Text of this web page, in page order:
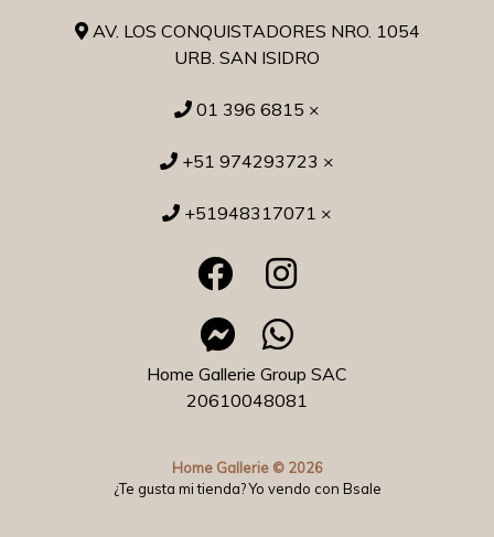
AV. LOS CONQUISTADORES NRO. 1054
URB. SAN ISIDRO
01 396 6815 ×
+51 974293723 ×
+51948317071 ×
Home Gallerie Group SAC
20610048081
Home Gallerie © 2026
¿Te gusta mi tienda? Yo vendo con Bsale